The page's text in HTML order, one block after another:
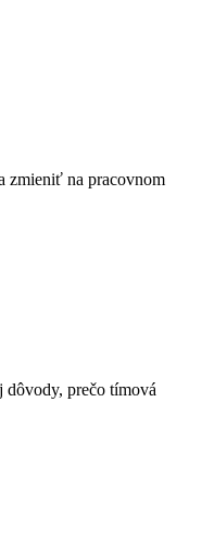
zmieniť na pracovnom
dôvody, prečo tímová